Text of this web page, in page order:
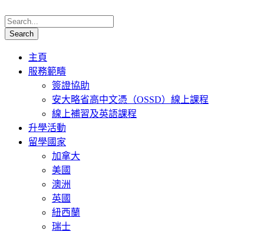
主頁
服務範疇
簽證協助
安大略省高中文憑（OSSD）線上課程
線上補習及英語課程
升學活動
留學國家
加拿大
美國
澳洲
英國
紐西蘭
瑞士